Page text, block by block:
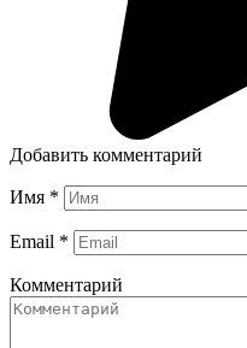
Добавить комментарий
Имя *
Email *
Комментарий